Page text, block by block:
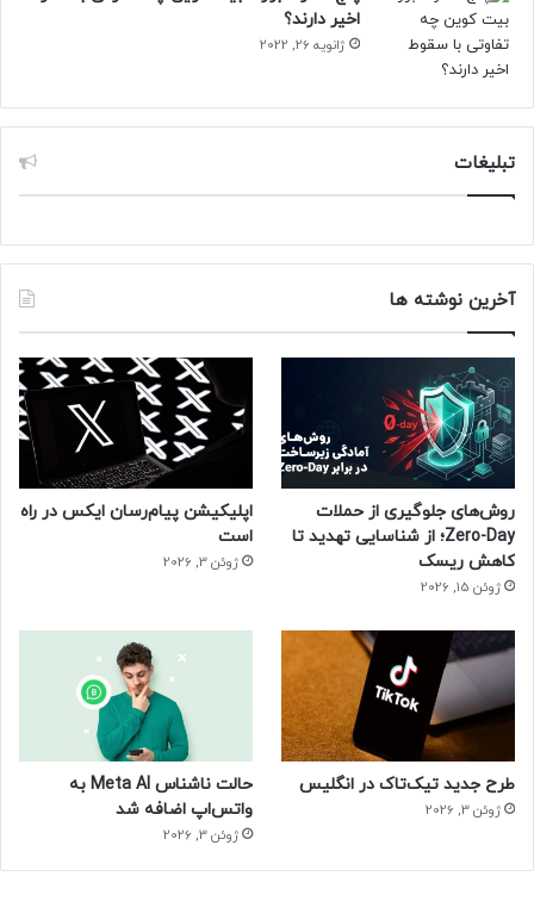
مقاله‌ی مرتبط:
هر آنچه باید درمورد اپلیکیشن Health سامسونگ بدانید
باشد.
اخیر دارند؟
ژانویه 26, 2022
تبلیغات
آخرین نوشته ها
روش‌های جلوگیری از حملات
Zero-Day؛ از شناسایی تهدید تا
کاهش ریسک
ژوئن 15, 2026
اپلیکیشن پیام‌رسان ایکس در راه
است
ژوئن 3, 2026
طرح جدید تیک‌تاک در انگلیس
ژوئن 3, 2026
حالت ناشناس Meta AI به
واتس‌اپ اضافه شد
ژوئن 3, 2026